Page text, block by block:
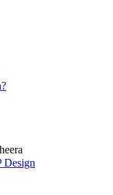
Design